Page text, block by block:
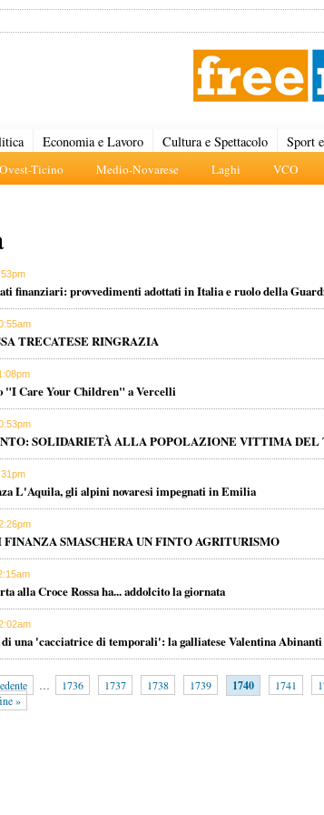
Ovest-Ticino Medio-Novarese Laghi VCO
Economia e Lavoro Cultura e Spettacolo Sport
finanziari: provvedimenti adottati in Italia e ruolo della
TRECATESE RINGRAZIA
"I Care Your Children" a Vercelli
SOLIDARIETÀ ALLA POPOLAZIONE VITTIMA DEL
L'Aquila, gli alpini novaresi impegnati in Emilia
SMASCHERA UN FINTO AGRITURISMO
alla Croce Rossa ha... addolcito la giornata
una 'cacciatrice di temporali': la galliatese Valentina Abinanti
… 1736 1737 1738 1739 1740 1741
»